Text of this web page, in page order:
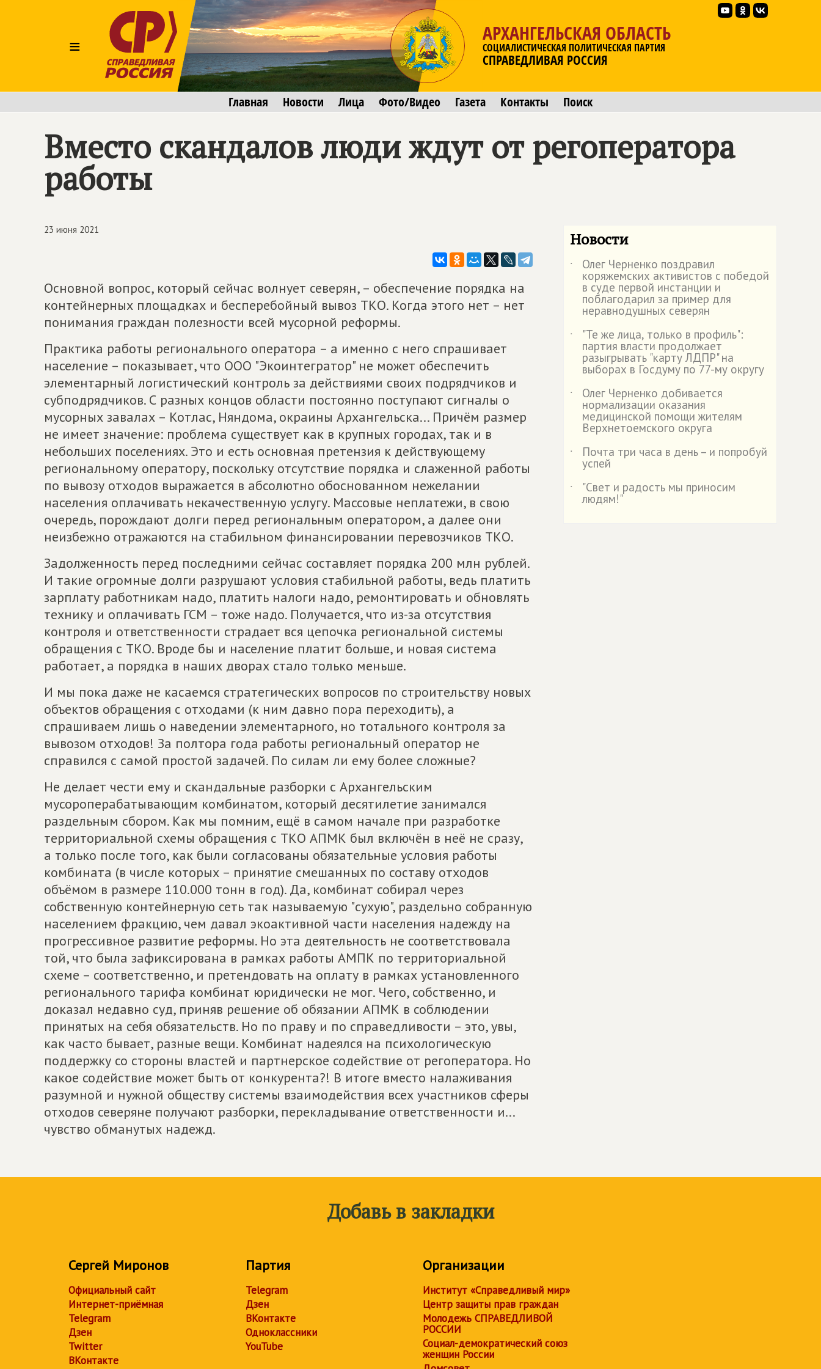
≡
АРХАНГЕЛЬСКАЯ ОБЛАСТЬ
СОЦИАЛИСТИЧЕСКАЯ ПОЛИТИЧЕСКАЯ ПАРТИЯ
СПРАВЕДЛИВАЯ РОССИЯ
Главная Новости Лица Фото/Видео Газета Контакты Поиск
Вместо скандалов люди ждут от регоператора
работы
23 июня 2021
Основной вопрос, который сейчас волнует северян, – обеспечение порядка на
контейнерных площадках и бесперебойный вывоз ТКО. Когда этого нет – нет
понимания граждан полезности всей мусорной реформы.
Практика работы регионального оператора – а именно с него спрашивает
население – показывает, что ООО "Экоинтегратор" не может обеспечить
элементарный логистический контроль за действиями своих подрядчиков и
субподрядчиков. С разных концов области постоянно поступают сигналы о
мусорных завалах – Котлас, Няндома, окраины Архангельска... Причём размер
не имеет значение: проблема существует как в крупных городах, так и в
небольших поселениях. Это и есть основная претензия к действующему
региональному оператору, поскольку отсутствие порядка и слаженной работы
по вывозу отходов выражается в абсолютно обоснованном нежелании
населения оплачивать некачественную услугу. Массовые неплатежи, в свою
очередь, порождают долги перед региональным оператором, а далее они
неизбежно отражаются на стабильном финансировании перевозчиков ТКО.
Задолженность перед последними сейчас составляет порядка 200 млн рублей.
И такие огромные долги разрушают условия стабильной работы, ведь платить
зарплату работникам надо, платить налоги надо, ремонтировать и обновлять
технику и оплачивать ГСМ – тоже надо. Получается, что из-за отсутствия
контроля и ответственности страдает вся цепочка региональной системы
обращения с ТКО. Вроде бы и население платит больше, и новая система
работает, а порядка в наших дворах стало только меньше.
И мы пока даже не касаемся стратегических вопросов по строительству новых
объектов обращения с отходами (к ним давно пора переходить), а
спрашиваем лишь о наведении элементарного, но тотального контроля за
вывозом отходов! За полтора года работы региональный оператор не
справился с самой простой задачей. По силам ли ему более сложные?
Не делает чести ему и скандальные разборки с Архангельским
мусороперабатывающим комбинатом, который десятилетие занимался
раздельным сбором. Как мы помним, ещё в самом начале при разработке
территориальной схемы обращения с ТКО АПМК был включён в неё не сразу,
а только после того, как были согласованы обязательные условия работы
комбината (в числе которых – принятие смешанных по составу отходов
объёмом в размере 110.000 тонн в год). Да, комбинат собирал через
собственную контейнерную сеть так называемую "сухую", раздельно собранную
населением фракцию, чем давал экоактивной части населения надежду на
прогрессивное развитие реформы. Но эта деятельность не соответствовала
той, что была зафиксирована в рамках работы АМПК по территориальной
схеме – соответственно, и претендовать на оплату в рамках установленного
регионального тарифа комбинат юридически не мог. Чего, собственно, и
доказал недавно суд, приняв решение об обязании АПМК в соблюдении
принятых на себя обязательств. Но по праву и по справедливости – это, увы,
как часто бывает, разные вещи. Комбинат надеялся на психологическую
поддержку со стороны властей и партнерское содействие от регоператора. Но
какое содействие может быть от конкурента?! В итоге вместо налаживания
разумной и нужной обществу системы взаимодействия всех участников сферы
отходов северяне получают разборки, перекладывание ответственности и...
чувство обманутых надежд.
Новости
˙ Олег Черненко поздравил
коряжемских активистов с победой
в суде первой инстанции и
поблагодарил за пример для
неравнодушных северян
˙
"Те же лица, только в профиль":
партия власти продолжает
разыгрывать "карту ЛДПР" на
выборах в Госдуму по 77-му округу
˙
Олег Черненко добивается
нормализации оказания
медицинской помощи жителям
Верхнетоемского округа
˙
Почта три часа в день – и попробуй
успей
˙
"Свет и радость мы приносим
людям!"
Добавь в закладки
Сергей Миронов
Официальный сайт
Интернет-приёмная
Telegram
Дзен
Twitter
ВКонтакте
Партия
Telegram
Дзен
ВКонтакте
Одноклассники
YouTube
Организации
Институт «Справедливый мир»
Центр защиты прав граждан
Молодежь СПРАВЕДЛИВОЙ
РОССИИ
Социал-демократический союз
женщин России